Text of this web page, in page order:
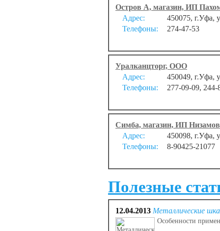
Остров А, магазин, ИП
Адрес:
450075, г.Уфа,
Телефоны:
274-47-53
Уралканцторг, ООО
Адрес:
450049, г.Уфа,
Телефоны:
277-09-09,
Симба, магазин, ИП
Адрес:
450098, г.Уфа,
Телефоны:
8-90425-21077
Полезные
12.04.2013 Металлические
Особенности